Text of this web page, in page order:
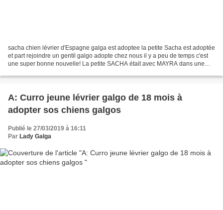
sacha chien lévrier d'Espagne galga est adoptee la petite Sacha est adoptée
et part rejoindre un gentil galgo adopte chez nous il y a peu de temps c'est
une super bonne nouvelle! La petite SACHA était avec MAYRA dans une
A: Curro jeune lévrier galgo de 18 mois à
adopter sos chiens galgos
Publié le 27/03/2019 à 16:11
Par Lady Galga